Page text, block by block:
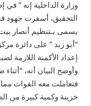
وزارة الداخلية إنه ” في
التحقيق، أسفرت جهود
يسمى بـتنظيم أنصار
“أبو زيد ” على دائرة
إعداد الأكمنة اللازمة
وأوضح البيان أنه،
خزينة وكمية كبيرة من